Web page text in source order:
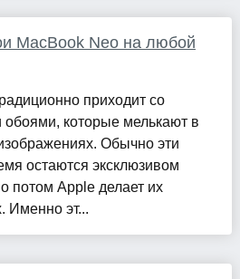
MacBook Neo на любой
приходит со
которые мелькают в
Обычно эти
остаются эксклюзивом
потом Apple делает их
Именно эт...